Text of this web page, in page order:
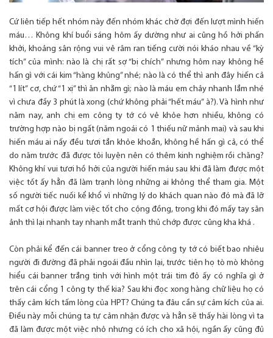
Cứ liên tiếp hết nhóm này đến nhóm khác chờ đợi đến lượt mình hiến
máu… Không khí buổi sáng hôm ấy dường như ai cũng hồ hởi phấn
khởi, khoảng sân rộng vui vẻ râm ran tiếng cười nói kháo nhau về “kỳ
tích” của mình: nào là chị rất sợ “bị chích” nhưng hôm nay không hề
hấn gì với cái kim “hàng khủng” nhé; nào là có thể thì anh đây hiến cả
“1 lít” cơ, chứ “1 xị” thì ăn nhằm gì; nào là máu em chảy nhanh lắm nhé
vì chưa đầy 3 phút là xong (chứ không phải “hết máu” à?). Và hình như
năm nay, anh chị em công ty tớ có vẻ khỏe hơn nhiều, không có
trường hợp nào bị ngất (năm ngoái có 1 thiếu nữ mảnh mai) và sau khi
hiến máu ai nấy đều tươi tắn khỏe khoắn, không hề hấn gì cả, có thể
do năm trước đã được tôi luyện nên có thêm kinh nghiệm rồi chăng?
Không khí vui tươi hồ hởi của người hiến máu sau khi đã làm được một
việc tốt ấy hẳn đã làm trạnh lòng những ai không thể tham gia. Một
số người tiếc nuối kể khổ vì những lý do khách quan nào đó mà đã lỡ
mất cơ hội được làm việc tốt cho cộng đồng, trong khi đó mấy tay săn
ảnh thì lại nhanh tay nhanh mắt tranh thủ chớp được cũng kha khá .
Còn phải kể đến cái banner treo ở cổng công ty tớ có biết bao nhiêu
người đi đường đã phải ngoái đầu nhìn lại, trước tiên họ tò mò không
hiểu cái banner trắng tinh với hình một trái tim đỏ ấy có nghĩa gì ở
trên cái cổng 1 công ty thế kia? Sau khi đọc xong hàng chữ liệu họ có
thấy cảm kích tấm lòng của HPT? Chúng ta đâu cần sự cảm kích của ai.
Điều này mỗi chúng ta tự cảm nhận được và hẳn sẽ thấy hài lòng vì ta
đã làm được một việc nhỏ nhưng có ích cho xã hội, ngần ấy cũng đủ